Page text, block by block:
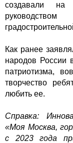
создавали
Как ранее
народов России
патриотизма,
творчество
любить ее.
Справка:
«Моя Москва,
с 2023 года